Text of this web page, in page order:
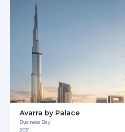
Avarra by Palace
Business Bay
2031